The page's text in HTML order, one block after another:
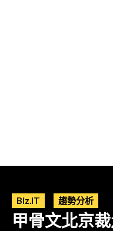
Biz.IT 趨勢分析
甲骨文北京